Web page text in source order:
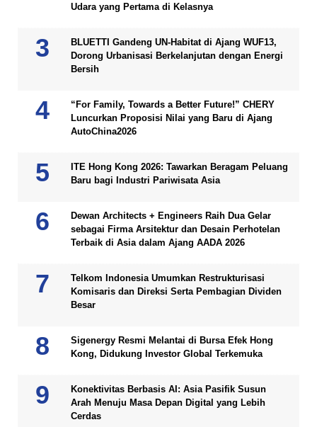
Udara yang Pertama di Kelasnya
BLUETTI Gandeng UN-Habitat di Ajang WUF13,
Dorong Urbanisasi Berkelanjutan dengan Energi
Bersih
“For Family, Towards a Better Future!” CHERY
Luncurkan Proposisi Nilai yang Baru di Ajang
AutoChina2026
ITE Hong Kong 2026: Tawarkan Beragam Peluang
Baru bagi Industri Pariwisata Asia
Dewan Architects + Engineers Raih Dua Gelar
sebagai Firma Arsitektur dan Desain Perhotelan
Terbaik di Asia dalam Ajang AADA 2026
Telkom Indonesia Umumkan Restrukturisasi
Komisaris dan Direksi Serta Pembagian Dividen
Besar
Sigenergy Resmi Melantai di Bursa Efek Hong
Kong, Didukung Investor Global Terkemuka
Konektivitas Berbasis AI: Asia Pasifik Susun
Arah Menuju Masa Depan Digital yang Lebih
Cerdas